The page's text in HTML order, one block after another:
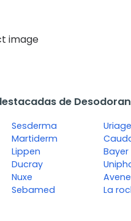
de
Sesderma
Martiderm
Lippen
Ducray
Nuxe
Sebamed
Uriage
Bayer
Avene
La